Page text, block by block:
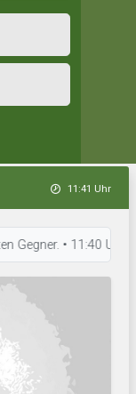
11:41 Uhr
• 11:40 Uhr: